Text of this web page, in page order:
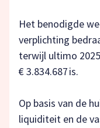
Het benodigde
verplichting
terwijl ultimo
€ 3.834.687 is.
Op basis van de
liquiditeit en de